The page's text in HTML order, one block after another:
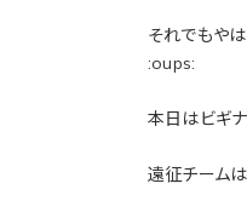
それでもや
:oups:
本日はビギ
遠征チーム